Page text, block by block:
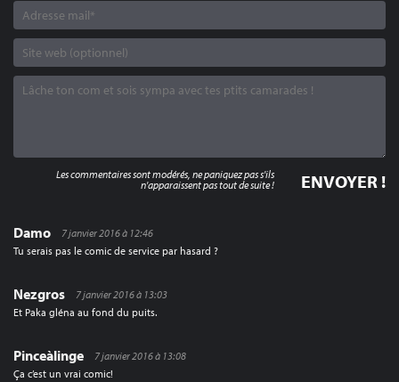
Damo
7 janvier 2016 à 12:46
Tu serais pas le comic de service par hasard ?
Nezgros
7 janvier 2016 à 13:03
Et Paka gléna au fond du puits.
Pinceàlinge
7 janvier 2016 à 13:08
Ça c’est un vrai comic!
Les commentaires sont modérés, ne paniquez pas s'ils
n'apparaissent pas tout de suite !